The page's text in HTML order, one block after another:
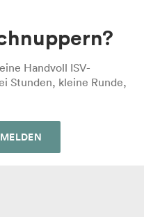
Handvoll ISV-
Stunden, kleine Runde,